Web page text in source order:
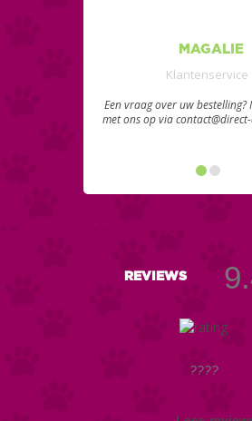
MAGALIE
Klantenservice
Een vraag over uw bestelling?
met ons op via
REVIEWS
????